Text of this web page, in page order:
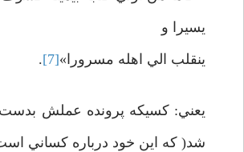
يسيرا و
ينقلب الي اهله مسرورا»[7]
.
يعني: کسيکه پرونده عملش
شد( که اين خود درباره کساني